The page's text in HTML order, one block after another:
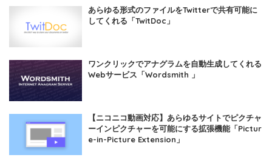
あらゆる形式のファイルをTwitterで共有可能に
してくれる「TwitDoc」
ワンクリックでアナグラムを自動生成してくれる
Webサービス「Wordsmith 」
【ニコニコ動画対応】あらゆるサイトでピクチャ
ーインピクチャーを可能にする拡張機能「Pictur
e-in-Picture Extension」